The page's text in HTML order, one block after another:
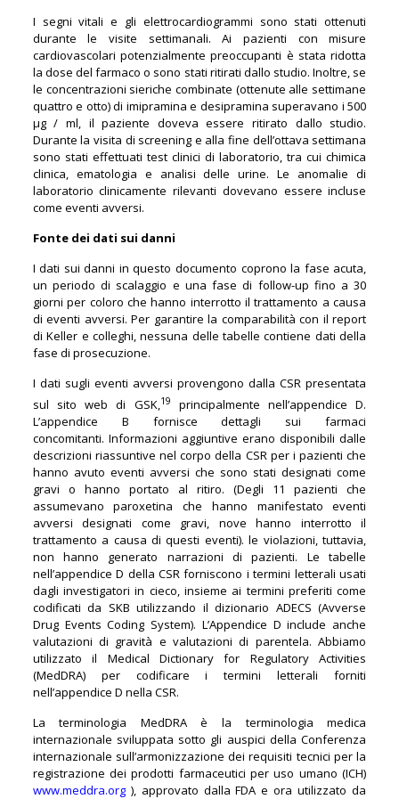
I segni vitali e gli elettrocardiogrammi sono stati ottenuti
durante le visite settimanali. Ai pazienti con misure
cardiovascolari potenzialmente preoccupanti è stata ridotta
la dose del farmaco o sono stati ritirati dallo studio. Inoltre, se
le concentrazioni sieriche combinate (ottenute alle settimane
quattro e otto) di imipramina e desipramina superavano i 500
µg / ml, il paziente doveva essere ritirato dallo studio.
Durante la visita di screening e alla fine dell’ottava settimana
sono stati effettuati test clinici di laboratorio, tra cui chimica
clinica, ematologia e analisi delle urine. Le anomalie di
laboratorio clinicamente rilevanti dovevano essere incluse
come eventi avversi.
Fonte dei dati sui danni
I dati sui danni in questo documento coprono la fase acuta,
un periodo di scalaggio e una fase di follow-up fino a 30
giorni per coloro che hanno interrotto il trattamento a causa
di eventi avversi. Per garantire la comparabilità con il report
di Keller e colleghi, nessuna delle tabelle contiene dati della
fase di prosecuzione.
I dati sugli eventi avversi provengono dalla CSR presentata
sul sito web di GSK,19
principalmente nell’appendice D.
L’appendice B fornisce dettagli sui farmaci
concomitanti. Informazioni aggiuntive erano disponibili dalle
descrizioni riassuntive nel corpo della CSR per i pazienti che
hanno avuto eventi avversi che sono stati designati come
gravi o hanno portato al ritiro. (Degli 11 pazienti che
assumevano paroxetina che hanno manifestato eventi
avversi designati come gravi, nove hanno interrotto il
trattamento a causa di questi eventi). le violazioni, tuttavia,
non hanno generato narrazioni di pazienti. Le tabelle
nell’appendice D della CSR forniscono i termini letterali usati
dagli investigatori in cieco, insieme ai termini preferiti come
codificati da SKB utilizzando il dizionario ADECS (Avverse
Drug Events Coding System). L’Appendice D include anche
valutazioni di gravità e valutazioni di parentela. Abbiamo
utilizzato il Medical Dictionary for Regulatory Activities
(MedDRA) per codificare i termini letterali forniti
nell’appendice D nella CSR.
La terminologia MedDRA è la terminologia medica
internazionale sviluppata sotto gli auspici della Conferenza
internazionale sull’armonizzazione dei requisiti tecnici per la
registrazione dei prodotti farmaceutici per uso umano (ICH)
www.meddra.org), approvato dalla FDA e ora utilizzato da